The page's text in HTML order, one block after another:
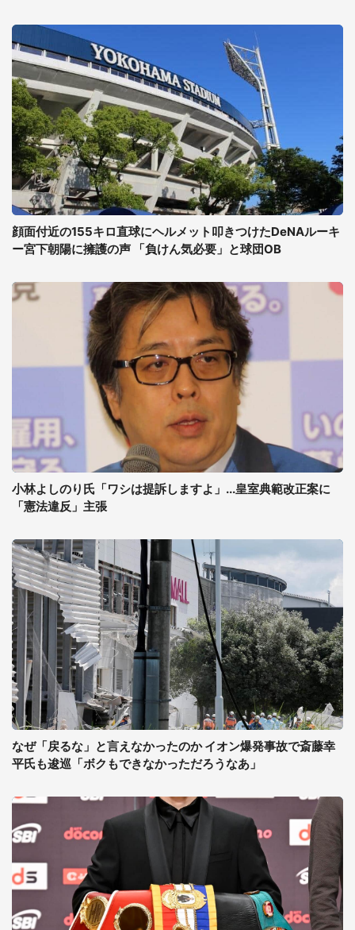
顔面付近の155キロ直球にヘルメット叩きつけたDeNAルーキ
ー宮下朝陽に擁護の声 「負けん気必要」と球団OB
小林よしのり氏「ワシは提訴しますよ」...皇室典範改正案に
「憲法違反」主張
なぜ「戻るな」と言えなかったのか イオン爆発事故で斎藤幸
平氏も逡巡「ボクもできなかっただろうなあ」